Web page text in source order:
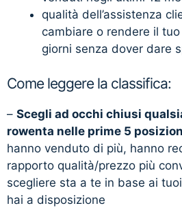
qualità dell’assistenza
cambiare o rendere il
giorni senza dover dare
Come leggere la classifica:
– Scegli ad occhi chiusi
rowenta nelle prime 5
hanno venduto di più, hanno
rapporto qualità/prezzo più
scegliere sta a te in base ai
hai a disposizione